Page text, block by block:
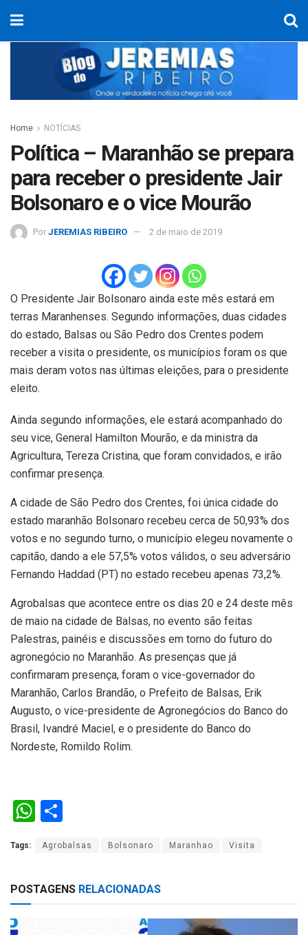
Home NOTÍCIAS
Política – Maranhão se prepara
para receber o presidente Jair
Bolsonaro e o vice Mourão
Por JEREMIAS RIBEIRO 2 de maio de 2019
O Presidente Jair Bolsonaro ainda este mês estará em
terras Maranhenses. Segundo informações, duas cidades
do estado, Balsas ou São Pedro dos Crentes podem
receber a visita o presidente, os municípios foram os que
mais deram votos nas últimas eleições, para o presidente
eleito.
Ainda segundo informações, ele estará acompanhado do
seu vice, General Hamilton Mourão, e da ministra da
Agricultura, Tereza Cristina, que foram convidados, e irão
confirmar presença.
A cidade de São Pedro dos Crentes, foi única cidade do
estado maranhão Bolsonaro recebeu cerca de 50,93% dos
votos e no segundo turno, o município elegeu novamente o
capitão, dando a ele 57,5% votos válidos, o seu adversário
Fernando Haddad (PT) no estado recebeu apenas 73,2%.
Agrobalsas que acontece entre os dias 20 e 24 deste mês
de maio na cidade de Balsas, no evento são feitas
Palestras, painéis e discussões em torno do futuro do
agronegócio no Maranhão. As presenças que já
confirmaram presença, foram o vice-governador do
Maranhão, Carlos Brandão, o Prefeito de Balsas, Erik
Augusto, o vice-presidente de Agronegócios do Banco do
Brasil, Ivandré Maciel, e o presidente do Banco do
Nordeste, Romildo Rolim.
W
at
A
ar
Tags: Agrobalsas Bolsonaro Maranhao Visita
POSTAGENS RELACIONADAS